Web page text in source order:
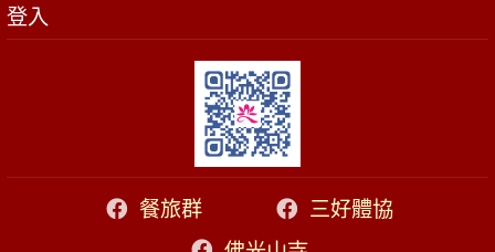
登入
餐旅群
三好體協